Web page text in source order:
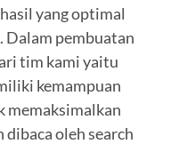
yang optimal
Dalam pembuatan
tim kami yaitu
kemampuan
memaksimalkan
oleh search